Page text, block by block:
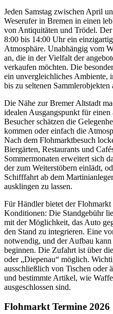
Jeden Samstag zwischen April
Weserufer in Bremen in einen
von Antiquitäten und Trödel.
8:00 bis 14:00 Uhr ein
Atmosphäre. Unabhängig vom
an, die in der Vielfalt der
verkaufen möchten. Die
ein unvergleichliches Ambiente,
bis zu seltenen Sammlerobjekten
Die Nähe zur Bremer Altstadt
idealen Ausgangspunkt für einen
Besucher schätzen die
kommen oder einfach die
Nach dem Flohmarktbesuch
Biergärten, Restaurants und
Sommermonaten erweitert sich
der zum Weiterstöbern einlädt,
Schifffahrt ab dem
ausklingen zu lassen.
Für Händler bietet der
Konditionen: Die Standgebühr
mit der Möglichkeit, das Auto
den Stand zu integrieren. Eine
notwendig, und der Aufbau
beginnen. Die Zufahrt ist über
oder „Diepenau“ möglich.
ausschließlich von Tischen oder
und bestimmte Artikel, wie
ausgeschlossen sind.
Flohmarkt Termine 2026